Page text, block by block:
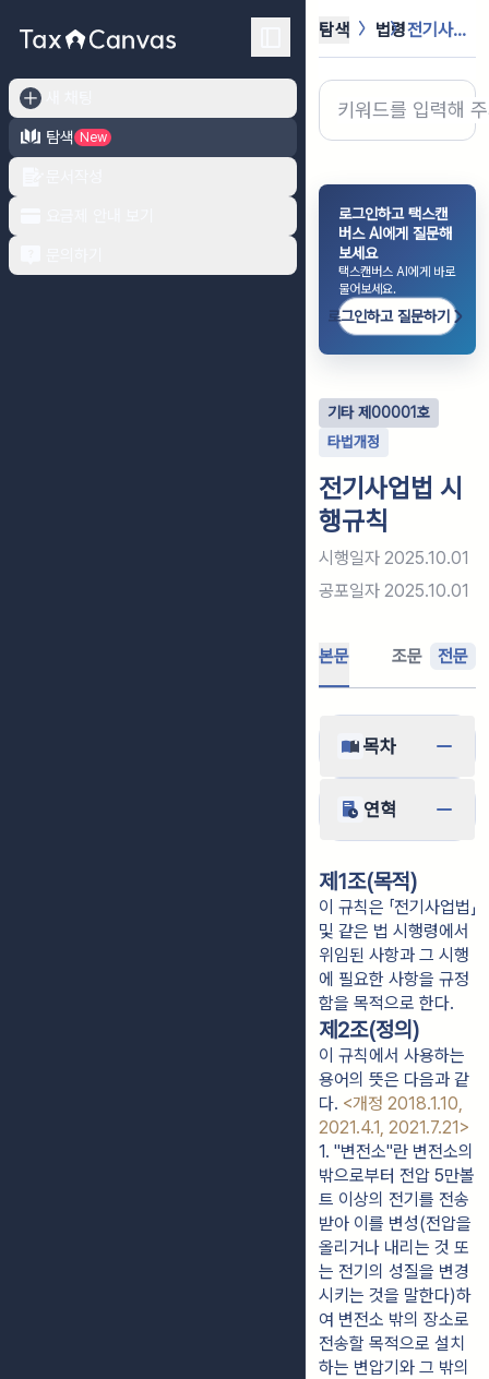
탐색
New
탐색 법령 전기사업법 시행규칙
로그인하고 택스캔
버스 AI에게 질문해
보세요
택스캔버스 AI에게 바로
물어보세요.
로그인하고 질문하기
기타제 00001호
타법개정
전기사업법 시
행규칙
시행일자 2025.10.01
공포일자 2025.10.01
본문 조문 전문
목차
연혁
제1조(목적)
이 규칙은 「전기사업법」
및 같은 법 시행령에서
위임된 사항과 그 시행
에 필요한 사항을 규정
함을 목적으로 한다.
제2조(정의)
이 규칙에서 사용하는
용어의 뜻은 다음과 같
다. <개정 2018.1.10,
2021.4.1, 2021.7.21>
1. "변전소"란 변전소의
밖으로부터 전압 5만볼
트 이상의 전기를 전송
받아 이를 변성(전압을
올리거나 내리는 것 또
는 전기의 성질을 변경
시키는 것을 말한다)하
여 변전소 밖의 장소로
전송할 목적으로 설치
하는 변압기와 그 밖의